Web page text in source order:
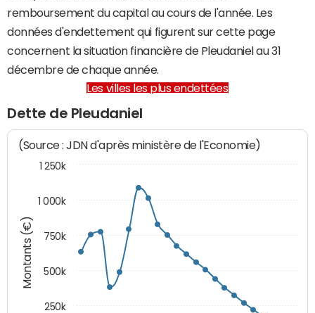
remboursement du capital au cours de l'année. Les
données d'endettement qui figurent sur cette page
concernent la situation financière de Pleudaniel au 31
décembre de chaque année.
Les villes les plus endettées
Dette de Pleudaniel
Montants (€)
(Source : JDN d'après ministère de l'Economie)
250k
500k
750k
1 000k
1 250k